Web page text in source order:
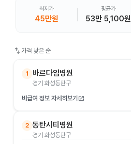
최저가
45만원
평균가
53만 5,100원
swap_vert 가격 낮은 순
1 바르다임병원
경기 화성동탄구
비급여 정보 자세히보기 open_in_new
2 동탄시티병원
경기 화성동탄구